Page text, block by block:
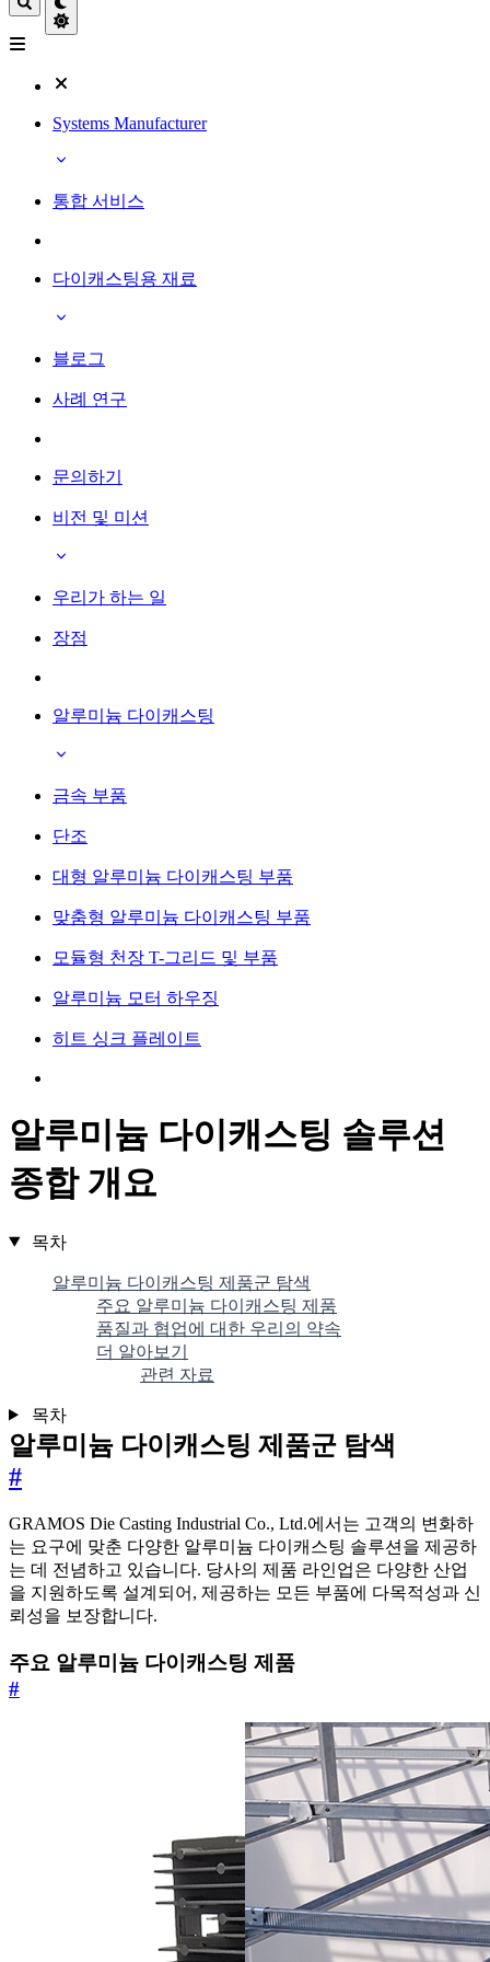
Systems Manufacturer
통합 서비스
다이캐스팅용 재료
블로그
사례 연구
문의하기
비전 및 미션
우리가 하는 일
장점
알루미늄 다이캐스팅
금속 부품
단조
대형 알루미늄 다이캐스팅 부품
맞춤형 알루미늄 다이캐스팅 부품
모듈형 천장 T-그리드 및 부품
알루미늄 모터 하우징
히트 싱크 플레이트
알루미늄 다이캐스팅 솔루션
종합 개요
목차
알루미늄 다이캐스팅 제품군 탐색
주요 알루미늄 다이캐스팅 제품
품질과 협업에 대한 우리의 약속
더 알아보기
관련 자료
목차
알루미늄 다이캐스팅 제품군 탐색
#
GRAMOS Die Casting Industrial Co., Ltd.에서는 고객의 변화하
는 요구에 맞춘 다양한 알루미늄 다이캐스팅 솔루션을 제공하
는 데 전념하고 있습니다. 당사의 제품 라인업은 다양한 산업
을 지원하도록 설계되어, 제공하는 모든 부품에 다목적성과 신
뢰성을 보장합니다.
주요 알루미늄 다이캐스팅 제품
#